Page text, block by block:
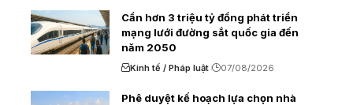
Cần hơn 3 triệu tỷ đồng phát triển
mạng lưới đường sắt quốc gia đến
năm 2050
Kinh tế / Pháp luật 07/08/2026
Phê duyệt kế hoạch lựa chọn nhà